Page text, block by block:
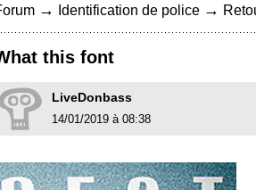
→ Identification de police →
this font
LiveDonbass
14/01/2019 à 08:38